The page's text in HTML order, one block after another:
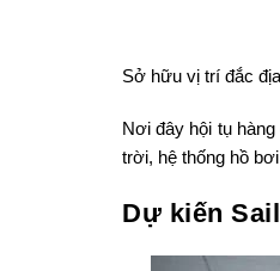
Sở hữu vị trí đắc
Nơi đây hội tụ
trời, hệ thống hồ
Dự kiến